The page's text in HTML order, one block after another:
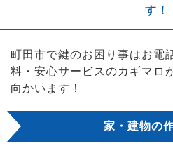
す！
町田市で鍵のお困り事はお電
料・安心サービスのカギマロ
向かいます！
家・建物の